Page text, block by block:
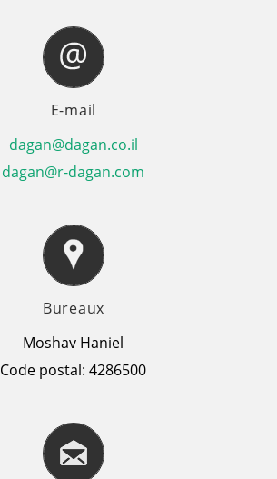
E-mail
dagan@dagan.co.il
dagan@r-dagan.com
Bureaux
Moshav Haniel
Code postal: 4286500